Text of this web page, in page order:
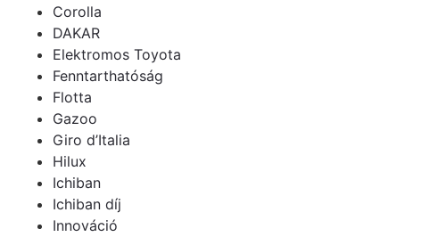
Corolla
DAKAR
Elektromos Toyota
Fenntarthatóság
Flotta
Gazoo
Giro d’Italia
Hilux
Ichiban
Ichiban díj
Innováció